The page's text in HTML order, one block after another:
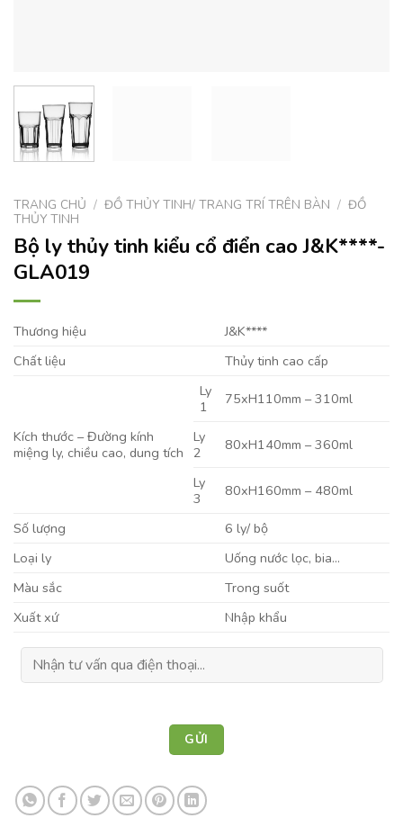
TRANG CHỦ / ĐỒ THỦY TINH/ TRANG TRÍ TRÊN BÀN / ĐỒ
THỦY TINH
Bộ ly thủy tinh kiểu cổ điển cao J&K****-
GLA019
Thương hiệu
J&K****
Chất liệu
Thủy tinh cao cấp
Kích thước – Đường kính
miệng ly, chiều cao, dung tích
Ly
1
75xH110mm – 310ml
Ly
2
80xH140mm – 360ml
Ly
3
80xH160mm – 480ml
Số lượng
6 ly/ bộ
Loại ly
Uống nước lọc, bia…
Màu sắc
Trong suốt
Xuất xứ
Nhập khẩu